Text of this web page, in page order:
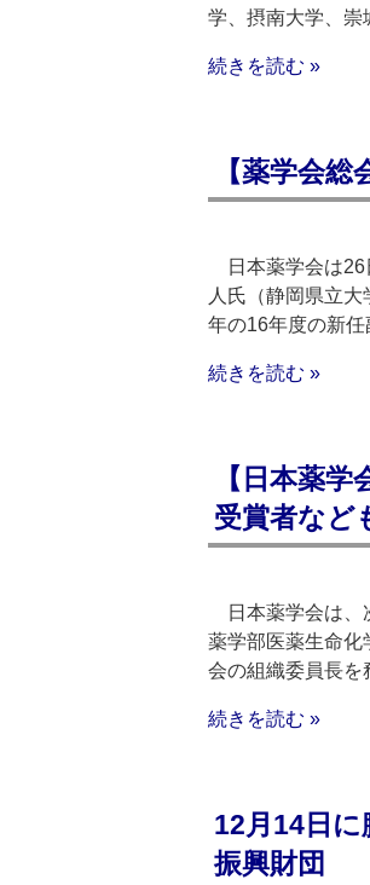
学、摂南大学、崇
続きを読む »
【薬学会
日本薬学会は26
人氏（静岡県立
年の16年度の新任
続きを読む »
【日本薬
受賞者など
日本薬学会は、
薬学部医薬生命化
会の組織委員長を
続きを読む »
12月14日
振興財団